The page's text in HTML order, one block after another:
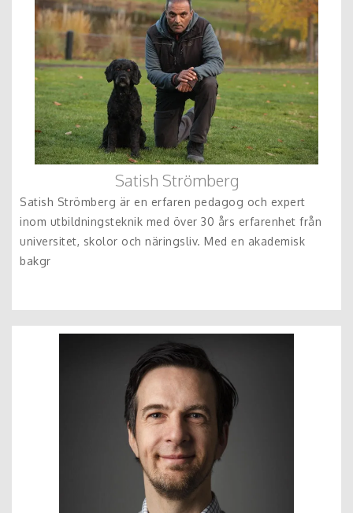
Satish Strömberg
Satish Strömberg är en erfaren pedagog och expert
inom utbildningsteknik med över 30 års erfarenhet från
universitet, skolor och näringsliv. Med en akademisk
bakgr